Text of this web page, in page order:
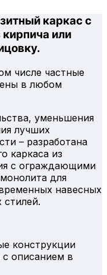
каркас с
или
числе частные
в любом
уменьшения
лучших
– разработана
каркаса из
с ограждающими
для
навесных
конструкции
описанием в